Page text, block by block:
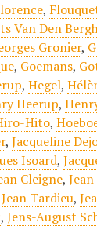
,
Van Den
Gronier,
, Goemans,
,Hegel,
Heerup,
Hito,
,Jacqueline
Isoard,
Cleigne,
Jean Tardieu,
,Jens-August